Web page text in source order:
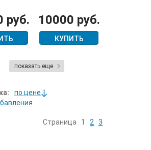
руб. 10000 руб.
КУПИТЬ
показать еще
по цене
Страница 1 2 3